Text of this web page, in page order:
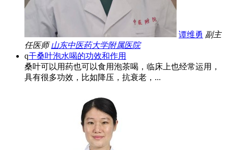
谭维勇 副主
任医师 山东中医药大学附属医院
q干桑叶泡水喝的功效和作用
桑叶可以用药也可以食用泡茶喝，临床上也经常运用，
具有很多功效，比如降压，抗衰老，...